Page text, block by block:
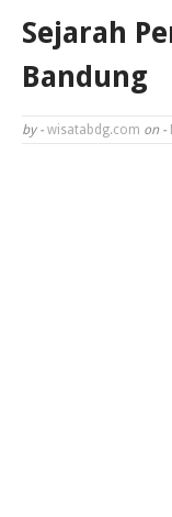
Sejarah
Bandung
by - wisatabdg.com on -